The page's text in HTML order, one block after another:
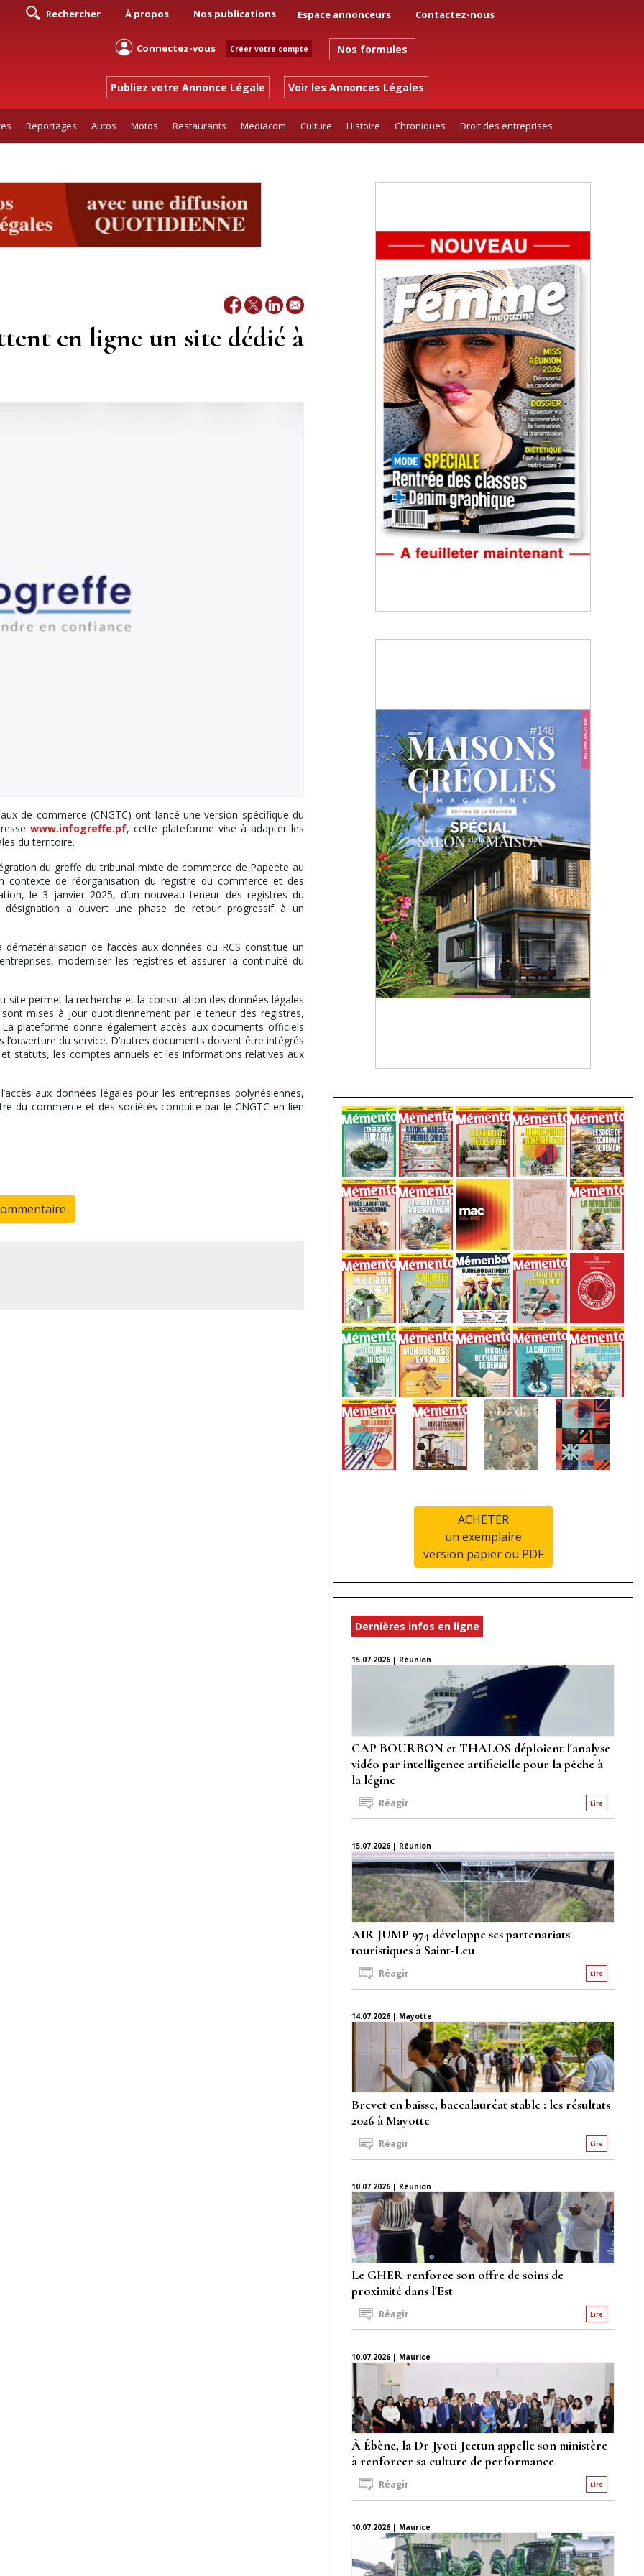
Rechercher À propos Nos publications Espace annonceurs Contactez-nous
Connectez-vous Créer votre compte Nos formules
Publiez votre Annonce Légale Voir les Annonces Légales
Reportages Autos Motos Restaurants Mediacom Culture Histoire Chroniques Droit des entreprises
en ligne un site dédié à
de commerce (CNGTC) ont lancé une version spécifique du
www.infogreffe.pf, cette plateforme vise à adapter les
du territoire.
du greffe du tribunal mixte de commerce de Papeete au
contexte de réorganisation du registre du commerce et des
le 3 janvier 2025, d’un nouveau teneur des registres du
a ouvert une phase de retour progressif à un
de l’accès aux données du RCS constitue un
moderniser les registres et assurer la continuité du
site permet la recherche et la consultation des données légales
mises à jour quotidiennement par le teneur des registres,
plateforme donne également accès aux documents officiels
du service. D’autres documents doivent être intégrés
statuts, les comptes annuels et les informations relatives aux
aux données légales pour les entreprises polynésiennes,
du commerce et des sociétés conduite par le CNGTC en lien
ACHETER
un exemplaire
version papier ou PDF
Dernières infos en ligne
15.07.2026 | Réunion
CAP BOURBON et THALOS déploient l'analyse
vidéo par intelligence artificielle pour la pêche à
la légine
Lire
Réagir
15.07.2026 | Réunion
AIR JUMP 974 développe ses partenariats
touristiques à Saint-Leu
Lire
Réagir
14.07.2026 | Mayotte
Brevet en baisse, baccalauréat stable : les résultats
2026 à Mayotte
Lire
Réagir
10.07.2026 | Réunion
Le GHER renforce son offre de soins de
proximité dans l'Est
Lire
Réagir
10.07.2026 | Maurice
À Ébène, la Dr Jyoti Jeetun appelle son ministère
à renforcer sa culture de performance
Lire
Réagir
10.07.2026 | Maurice